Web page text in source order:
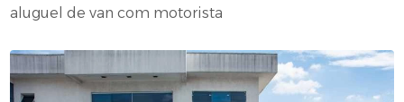
aluguel de van com motorista